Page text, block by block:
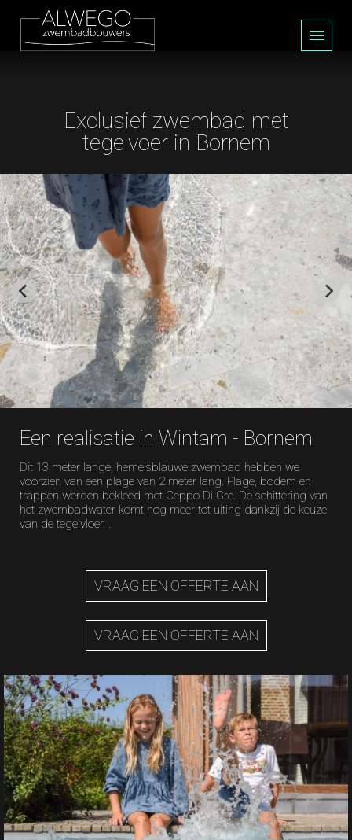
Exclusief zwembad met
tegelvoer in Bornem
Een realisatie in Wintam - Bornem
Dit 13 meter lange, hemelsblauwe zwembad hebben we
voorzien van een plage van 2 meter lang. Plage, bodem en
trappen werden bekleed met Ceppo Di Gre. De schittering van
het zwembadwater komt nog meer tot uiting dankzij de keuze
van de tegelvloer. .
VRAAG EEN OFFERTE AAN
VRAAG EEN OFFERTE AAN